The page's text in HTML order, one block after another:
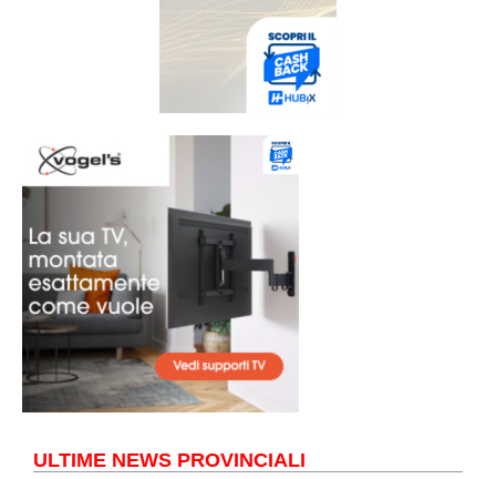
ULTIME NEWS PROVINCIALI